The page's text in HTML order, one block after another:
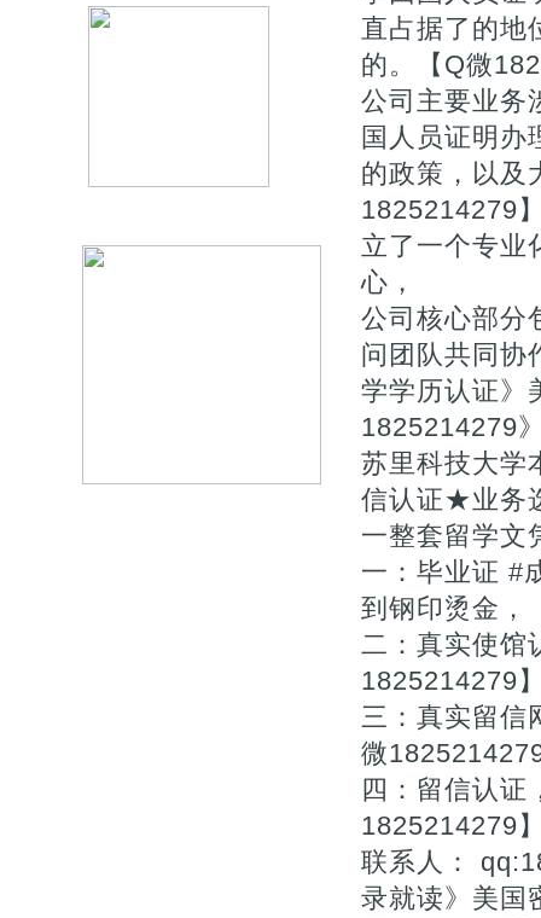
直占据了的地
的。【Q微
公司主要业务
国人员证明办
的政策，以及
1825214279
立了一个专业
心，
公司核心部分
问团队共同协
学学历认证》
1825214279
苏里科技大学
信认证★业务
一整套留学文
一：毕业证 #
到钢印烫金，
二：真实使馆
1825214279
三：真实留信
微
四：留信认证
1825214279
联系人：
录就读》美国